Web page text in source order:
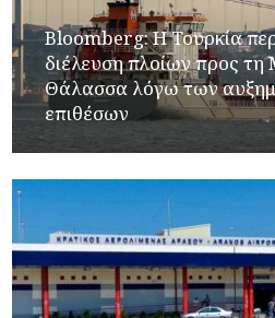
Bloomberg: Η Τουρκία
διέλευση πλοίων προς
Θάλασσα λόγω των
επιθέσων